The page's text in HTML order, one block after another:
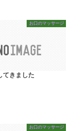
お口のマッサージ
てきました
お口のマッサージ